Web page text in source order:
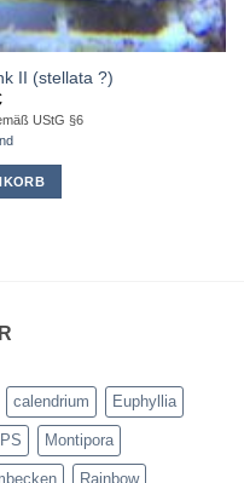
II (stellata ?)
UStG §6
calendrium Euphyllia
Montipora
Rainbow